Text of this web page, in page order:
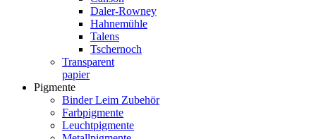
Daler-Rowney
Hahnemühle
Talens
Tschernoch
Transparent
papier
Pigmente
Binder Leim Zubehör
Farbpigmente
Leuchtpigmente